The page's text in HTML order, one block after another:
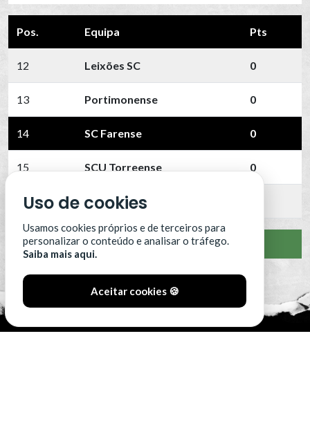
Pos. Equipa Pts
12 Leixões SC 0
13 Portimonense 0
14 SC Farense 0
15 SCU Torreense 0
16 Benfica B
VER CLASSIFICAÇÃO COMPLETA
Uso de cookies
Usamos cookies próprios e de terceiros para
personalizar o conteúdo e analisar o tráfego.
Saiba mais aqui.
Aceitar cookies 🍪